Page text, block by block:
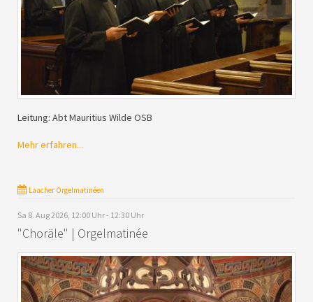
Leitung: Abt Mauritius Wilde OSB
Mehr erfahren...
Laacher Orgelmatinéen
Sa 8. Aug 2026, 12:00 Uhr - 12:30 Uhr
"Choräle" | Orgelmatinée